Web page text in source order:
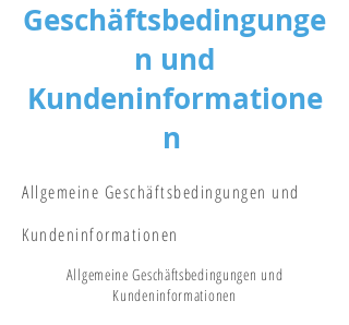
Geschäftsbedingunge
n und
Kundeninformatione
n
Allgemeine Geschäftsbedingungen und
Kundeninformationen
Allgemeine Geschäftsbedingungen und
Kundeninformationen